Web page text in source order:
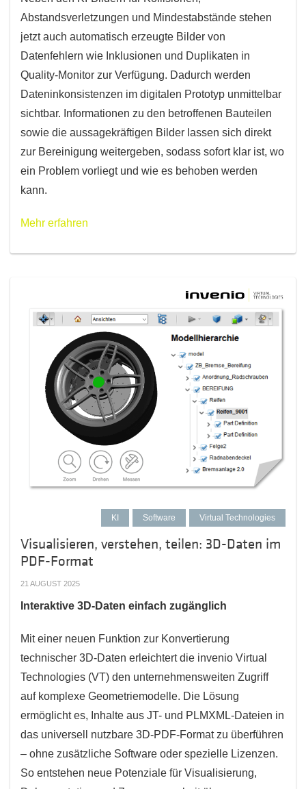
Abstandsverletzungen und Mindestabstände stehen
jetzt auch automatisch erzeugte Bilder von
Datenfehlern wie Inklusionen und Duplikaten in
Quality-Monitor zur Verfügung. Dadurch werden
Dateninkonsistenzen im digitalen Prototyp unmittelbar
sichtbar. Informationen zu den betroffenen Bauteilen
sowie die aussagekräftigen Bilder lassen sich direkt
zur Bereinigung weitergeben, sodass sofort klar ist, wo
ein Problem vorliegt und wie es behoben werden
kann.
Mehr erfahren
KI Software Virtual Technologies
Visualisieren, verstehen, teilen: 3D-Daten im
PDF-Format
21 AUGUST 2025
Interaktive 3D-Daten einfach zugänglich
Mit einer neuen Funktion zur Konvertierung
technischer 3D-Daten erleichtert die invenio Virtual
Technologies (VT) den unternehmensweiten Zugriff
auf komplexe Geometriemodelle. Die Lösung
ermöglicht es, Inhalte aus JT- und PLMXML-Dateien in
das universell nutzbare 3D-PDF-Format zu überführen
– ohne zusätzliche Software oder spezielle Lizenzen.
So entstehen neue Potenziale für Visualisierung,